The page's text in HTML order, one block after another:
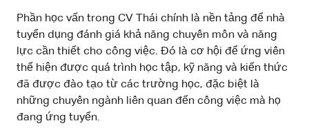
Phần học vấn trong CV Thái chính là nền tảng để nhà
tuyển dụng đánh giá khả năng chuyên môn và năng
lực cần thiết cho công việc. Đó là cơ hội để ứng viên
thể hiện được quá trình học tập, kỹ năng và kiến thức
đã được đào tạo từ các trường học, đặc biệt là
những chuyên ngành liên quan đến công việc mà họ
đang ứng tuyển.